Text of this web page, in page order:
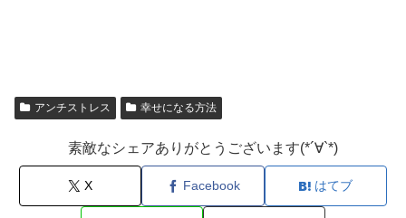
アンチストレス 幸せになる方法
素敵なシェアありがとうございます(*´∀`*)
X Facebook はてブ